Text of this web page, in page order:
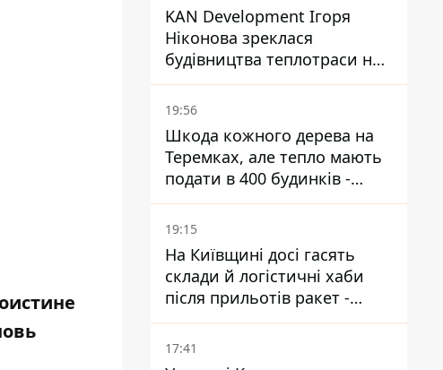
KAN Development Ігоря
Ніконова зреклася
будівництва теплотраси на
Теремках
19:56
Шкода кожного дерева на
Теремках, але тепло мають
подати в 400 будинків -
депутатка Київради
19:15
На Київщині досі гасять
склади й логістичні хаби
після прильотів ракет -
ДСНС
17:41